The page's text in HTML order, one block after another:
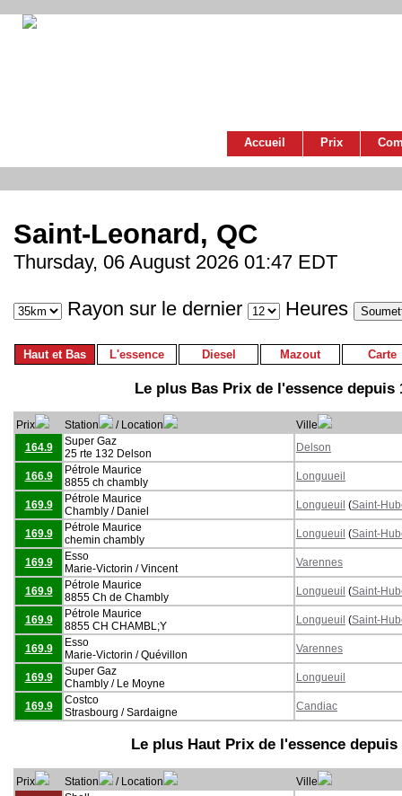
Accueil Prix
Saint-Leonard, QC
Thursday, 06 August 2026 01:47 EDT
Rayon sur le dernier Heures
Haut et Bas L'essence Diesel Mazout Carte
Le plus Bas Prix de l'essence depuis
Prix Station / Location
Ville
164.9
Super Gaz
25 rte 132 Delson
Delson
166.9
Pétrole Maurice
8855 ch chambly
Longuueil
169.9
Pétrole Maurice
Chambly / Daniel
Longueuil (Saint-
169.9
Pétrole Maurice
chemin chambly
Longueuil (Saint-
169.9
Esso
Marie-Victorin / Vincent
Varennes
169.9
Pétrole Maurice
8855 Ch de Chambly
Longueuil (Saint-
169.9
Pétrole Maurice
8855 CH CHAMBL;Y
Longueuil (Saint-
169.9
Esso
Marie-Victorin / Quévillon
Varennes
169.9
Super Gaz
Chambly / Le Moyne
Longueuil
169.9
Costco
Strasbourg / Sardaigne
Candiac
Le plus Haut Prix de l'essence depuis
Prix Station / Location
Ville